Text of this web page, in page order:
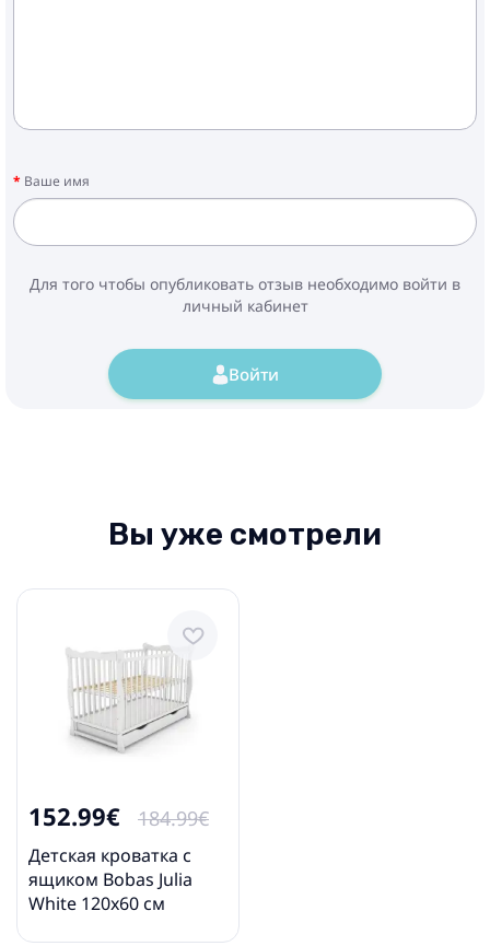
Ваше имя
Для того чтобы опубликовать отзыв необходимо войти в
личный кабинет
Войти
Вы уже смотрели
152.99€ 184.99€
Детская кроватка с
ящиком Bobas Julia
White 120x60 см